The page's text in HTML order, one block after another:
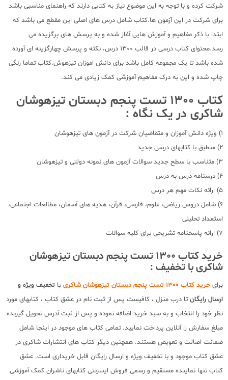
شرکت کرده و با توجه به این موضوع نیاز به کتابی دارند که راهنمای مناسبی باشد
برای شرکت در این آزمون ها.کتاب شامل درس های اصلی این مقطع می باشد که
ابتدا با ذکر مفاهیم و آموزش هایی آغاز شده و به پرسش های برگزیده می
رسد.محتوای کتاب درسی در قالب 1300 درس، نکته و پرسش چهارگزینه ای آورده
شده باشد تا یک مجموعه کامل باشد برای دانش اموزان تیزهوش.کتاب تماما رنگی
چاپ شده و این به درک مفاهیم آموزشی کمک زیادی می کند.
کتاب 1300 تست پنجم دبستان تیزهوشان
شاکری در یک نگاه :
1) ویژه دانش آموزان و متقاضیان شرکت در آزمون های تیزهوشان
2) منطبق با کتابهای درسی جدید
3) متناسب با سطح جدید سوالات آزمون های نمونه دولتی و تیزهوشان
4) درسنامه درس به درس
5) ارائه نکات مهم هر درس
6) شامل دروس ریاضی، علوم، فارسی، قرآن، هدیه های آسمان، مطالعات اجتماعی،
استعداد تحلیلی
7) ارائه پاسخنامه تشریحی برای کلیه سوالات
خرید کتاب 1300 تست پنجم دبستان تیزهوشان
شاکری با تخفیف :
برای خرید کتاب 1300 تست پنجم دبستان تیزهوشان شاکری با تخفیف ویژه و
ارسال رایگان تا درب منزل ، کافیست پس از ثبت نام در عشق کتاب ، کتابهای مورد
نظر خود را انتخاب و به سبد خرید اضافه نموده و پس از ثبت آدرس تحویل گیرنده
مبلغ سفارش را آنلاین پرداخت نمایید. تمامی کتاب های موجود در اینجا شامل
ضمانت اصالت و تعویض هستند. همچنین دیگر کتاب های انتشارات شاکری در
عشق کتاب موجود و با تخفیف ویژه و ارسال رایگان قابل خریداری است. عشق
کتاب تنها نماینده مستقیم و رسمی فروش اینترنتی کتابهای ناشران کمک آموزشی